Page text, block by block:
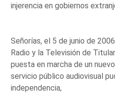
injerencia en gobiernos
Señorías, el 5 de junio de
Radio y la Televisión de
puesta en marcha de un
servicio público audiovisual
independencia,